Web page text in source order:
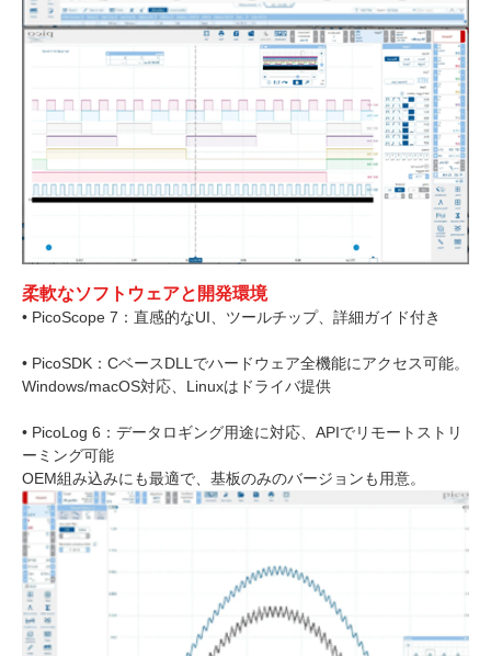
柔軟なソフトウェアと開発環境
• PicoScope 7：直感的なUI、ツールチップ、詳細ガイド付き
• PicoSDK：CベースDLLでハードウェア全機能にアクセス可能。
Windows/macOS対応、Linuxはドライバ提供
• PicoLog 6：データロギング用途に対応、APIでリモートストリ
ーミング可能
OEM組み込みにも最適で、基板のみのバージョンも用意。